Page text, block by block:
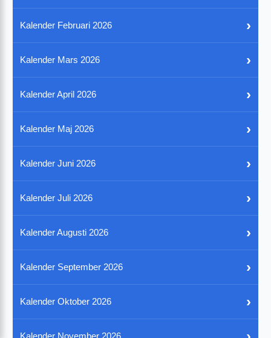
Kalender Februari 2026 ›
Kalender Mars 2026 ›
Kalender April 2026 ›
Kalender Maj 2026 ›
Kalender Juni 2026 ›
Kalender Juli 2026 ›
Kalender Augusti 2026 ›
Kalender September 2026 ›
Kalender Oktober 2026 ›